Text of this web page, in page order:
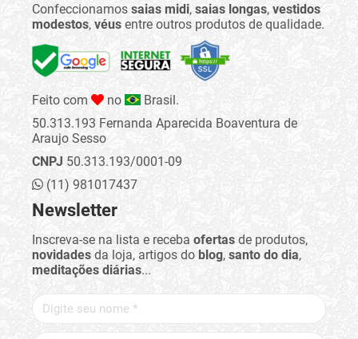
Confeccionamos saias midi, saias longas, vestidos
modestos, véus entre outros produtos de qualidade.
Feito com no
Brasil.
50.313.193 Fernanda Aparecida Boaventura de
Araujo Sesso
CNPJ 50.313.193/0001-09
(11) 981017437
Newsletter
Inscreva-se na lista e receba ofertas de produtos,
novidades da loja, artigos do blog, santo do dia,
meditações diárias...